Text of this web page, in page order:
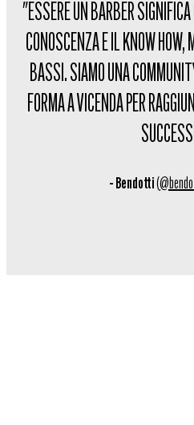
"ESSERE UN BARBER
CONOSCENZA E IL KNOW
BASSI. SIAMO UNA
FORMA A VICENDA PER
– Bendotti(